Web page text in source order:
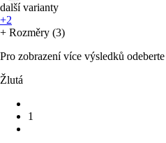
další varianty
+2
+ Rozměry (3)
Pro zobrazení více výsledků
Žlutá
1